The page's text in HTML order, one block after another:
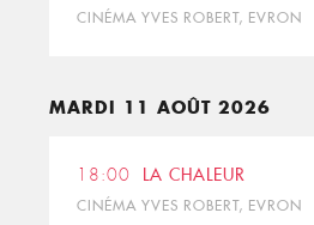
CINÉMA YVES ROBERT, EVRON
MARDI 11 AOÛT 2026
18:00 LA CHALEUR
CINÉMA YVES ROBERT, EVRON